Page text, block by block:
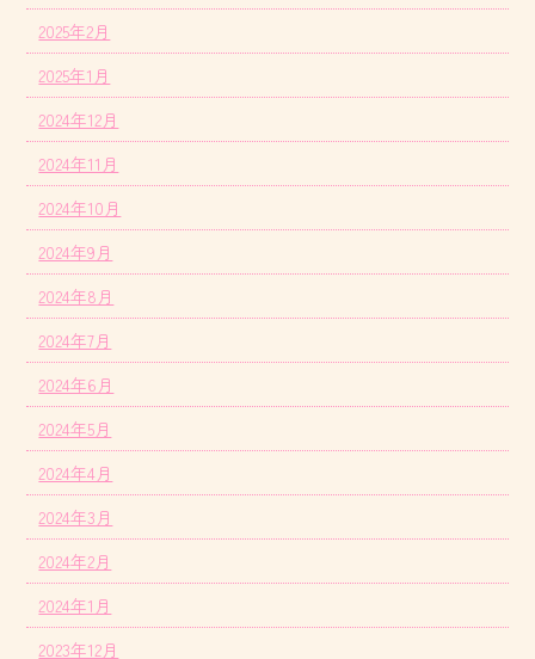
2025年2月
2025年1月
2024年12月
2024年11月
2024年10月
2024年9月
2024年8月
2024年7月
2024年6月
2024年5月
2024年4月
2024年3月
2024年2月
2024年1月
2023年12月